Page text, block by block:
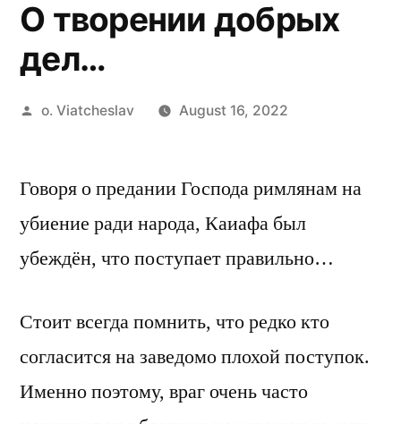
О творении добрых
дел…
Posted
o. Viatcheslav August 16, 2022
Говоря о предании Господа римлянам на
убиение ради народа, Каиафа был
убеждён, что поступает правильно…
Стоит всегда помнить, что редко кто
согласится на заведомо плохой поступок.
Именно поэтому, враг очень часто